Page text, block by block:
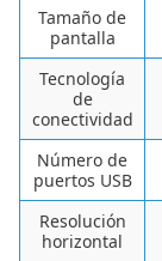
Tamaño de
pantalla
Tecnología
de
conectividad
Número de
puertos USB
Resolución
horizontal